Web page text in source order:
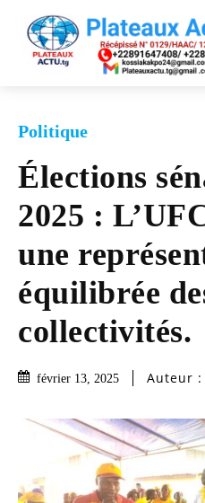
Politique
Élections
2025 :
une
équilibrée
collectivités.
février 13, 2025 Auteur :